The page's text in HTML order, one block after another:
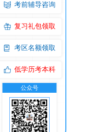
考前辅导咨询
复习礼包领取
考区名额领取
低学历考本科
公众号